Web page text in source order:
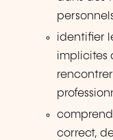
identifier
implicites
correct,